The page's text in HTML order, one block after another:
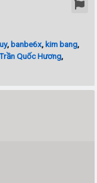
, banbe6x, kim bang,
Quốc Hương,